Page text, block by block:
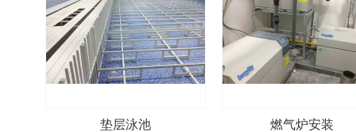
垫层泳池 燃气炉安装